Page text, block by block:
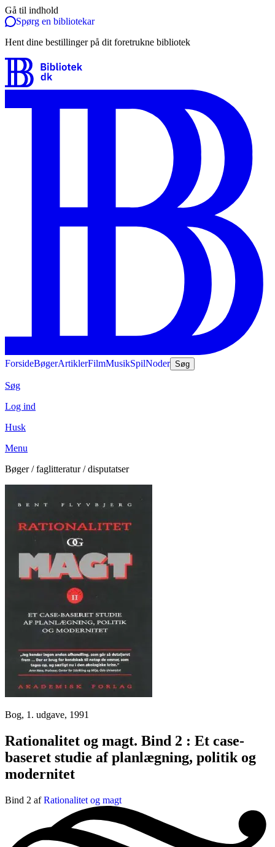
Gå til indhold
Spørg en bibliotekar
Hent dine bestillinger på dit foretrukne bibliotek
ForsideBøgerArtiklerFilmMusikSpilNoder Søg
Søg
Log ind
Husk
Menu
Bøger / faglitteratur / disputatser
Bog, 1. udgave, 1991
Rationalitet og magt. Bind 2 : Et case-
baseret studie af planlægning, politik og
modernitet
Bind 2 afRationalitet og magt